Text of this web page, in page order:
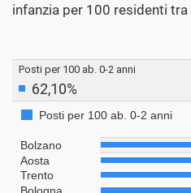
infanzia per 100 residenti